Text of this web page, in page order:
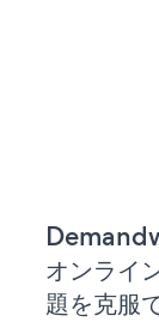
オンライ
題を克服